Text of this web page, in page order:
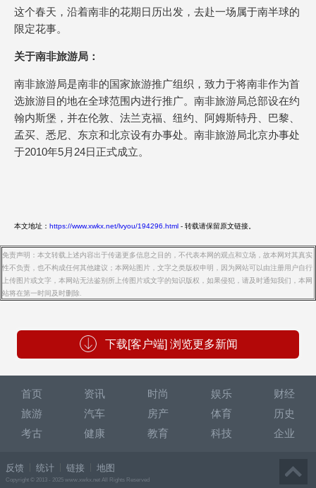
这个春天，沿着南非的花期日历出发，去赴一场属于南半球的
限定花事。
关于南非旅游局：
南非旅游局是南非的国家旅游推广组织，致力于将南非作为首
选旅游目的地在全球范围内进行推广。南非旅游局总部设在约
翰内斯堡，并在伦敦、法兰克福、纽约、阿姆斯特丹、巴黎、
孟买、悉尼、东京和北京设有办事处。南非旅游局北京办事处
于2010年5月24日正式成立。
本文地址： https://www.xwkx.net/lvyou/194296.html - 转载请保留原文链接。
免责声明：本文转载上述内容出于传递更多信息之目的，不代表本网的观点和立场，故本网对其真实
性不负责，也不构成任何其他建议；本网站图片，文字之类版权申明，因为网站可以由注册用户自行
上传图片或文字，本网站无法鉴别所上传图片或文字的知识版权，如果侵犯，请及时通知我们，本网
站将在第一时间及时删除.
下载[客户端] 浏览更多新闻
首页 资讯 时尚 娱乐
财经
旅游
汽车 房产 体育
历史
考古
健康 教育 科技 企业
反馈 统计 链接 地图
Copyright © 2013 - 2025 www.xwkx.net All Rights Reserved